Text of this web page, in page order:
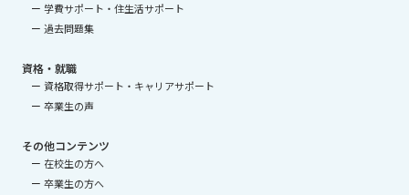
学費サポート・住生活サポート
過去問題集
資格・就職
資格取得サポート・キャリアサポート
卒業生の声
その他コンテンツ
在校生の方へ
卒業生の方へ